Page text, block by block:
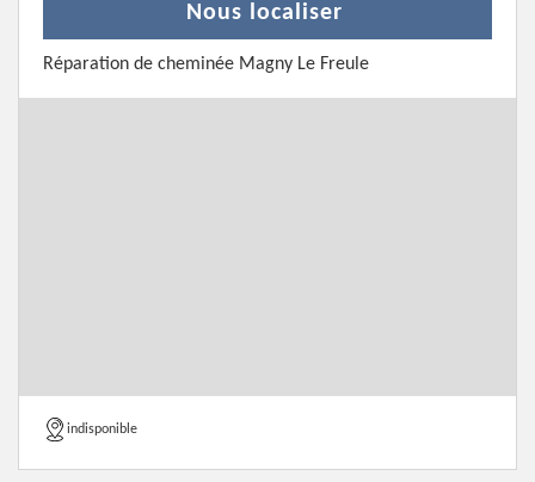
Nous localiser
Réparation de cheminée Magny Le Freule
indisponible